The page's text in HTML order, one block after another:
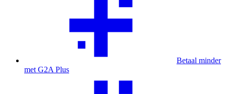
Betaal minder
met G2A Plus